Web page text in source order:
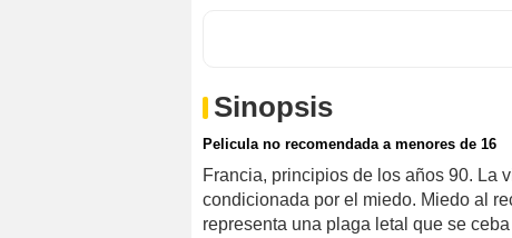
Sinopsis
Pelicula no recomendada a menores de 16
Francia, principios de los años 90. La
condicionada por el miedo. Miedo al
representa una plaga letal que se